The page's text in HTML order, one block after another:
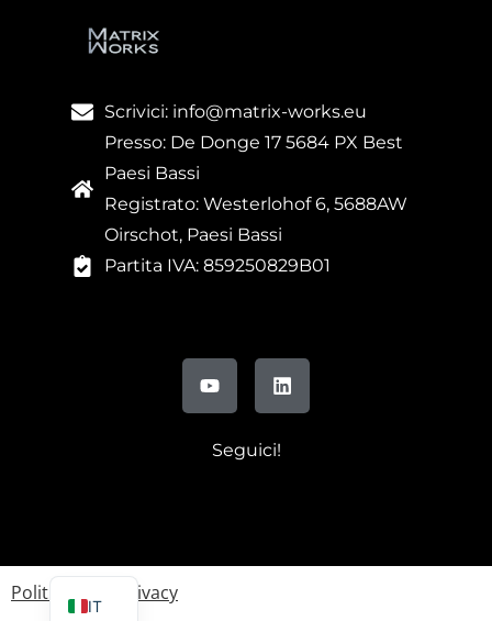
Scrivici: info@matrix-works.eu
Presso: De Donge 17 5684 PX Best
Paesi Bassi
Registrato: Westerlohof 6, 5688AW
Oirschot, Paesi Bassi
Partita IVA: 859250829B01
Seguici!
Politica sulla privacy
IT
EN